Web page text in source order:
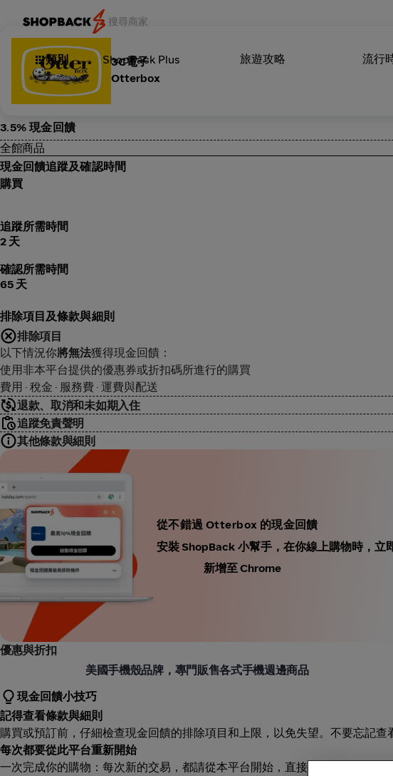
類別 ShopBack Plus 旅遊攻略 流行
3C電子
Otterbox
3.5% 現金回饋
全館商品
現金回饋追蹤及確認時間
購買
追蹤所需時間
2 天
確認所需時間
65 天
排除項目及條款與細則
排除項目
以下情況你將無法獲得現金回饋：
使用非本平台提供的優惠券或折扣碼所進行的購買
費用 · 稅金 · 服務費 · 運費與配送
退款、取消和未如期入住
追蹤免責聲明
其他條款與細則
從不錯過 Otterbox 的現金回饋
安裝 ShopBack 小幫手，在你線上購物時，立
新增至 Chrome
優惠與折扣
美國手機殼品牌，專門販售各式手機週邊商品
現金回饋小技巧
記得查看條款與細則
購買或預訂前，仔細檢查現金回饋的排除項目和上限，以免失望。不要忘記查
每次都要從此平台重新開始
一次完成你的購物：每次新的交易，都請從本平台開始，直接造訪商家。如